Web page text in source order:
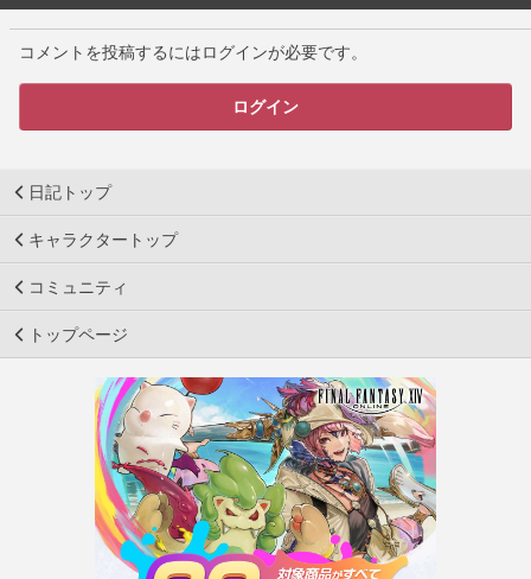
コメントを投稿するにはログインが必要です。
ログイン
日記トップ
キャラクタートップ
コミュニティ
トップページ